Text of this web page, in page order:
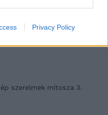
Privacy Policy
szerelmek mítosza 3.